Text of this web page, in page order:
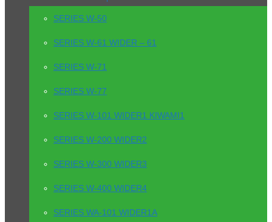
SERIES W-50
SERIES W-61 WIDER – 61
SERIES W-71
SERIES W-77
SERIES W-101 WIDER1 KIWAMI1
SERIES W-200 WIDER2
SERIES W-300 WIDER3
SERIES W-400 WIDER4
SERIES WA-101 WIDER1A